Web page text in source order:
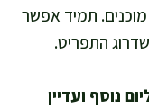
תמיד אפשר
התפריט.
נוסף ועדיין